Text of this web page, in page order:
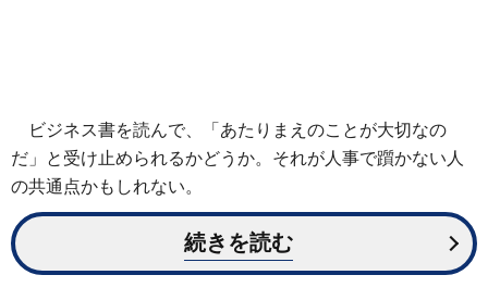
ビジネス書を読んで、「あたりまえのことが大切なの
だ」と受け止められるかどうか。それが人事で躓かない人
の共通点かもしれない。
続きを読む